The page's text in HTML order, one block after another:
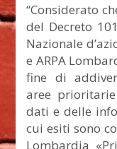
“Considerato
del Decreto
Nazionale
e ARPA
fine di
aree
dati e delle
cui esiti sono
Lombardia